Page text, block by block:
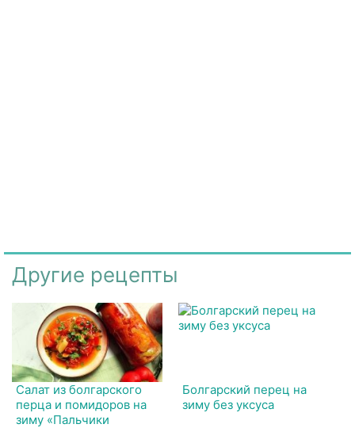
Другие рецепты
Салат из болгарского
перца и помидоров на
зиму «Пальчики
Болгарский перец на
зиму без уксуса